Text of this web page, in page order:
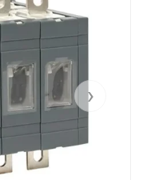
›